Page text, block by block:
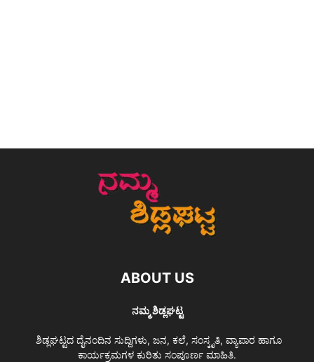
ABOUT US
ನಮ್ಮ ಶಿಡ್ಲಘಟ್ಟ
ಶಿಡ್ಲಘಟ್ಟದ ದೈನಂದಿನ ಸುದ್ದಿಗಳು, ಜನ, ಕಲೆ, ಸಂಸ್ಕೃತಿ, ವ್ಯಾಪಾರ ಹಾಗೂ
ಕಾರ್ಯಕ್ರಮಗಳ ಕುರಿತು ಸಂಪೂರ್ಣ ಮಾಹಿತಿ.